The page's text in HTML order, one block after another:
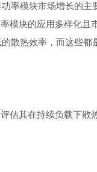
模块市场增长的主
模块的应用多样化
散热效率，而这些
估其在持续负载下散